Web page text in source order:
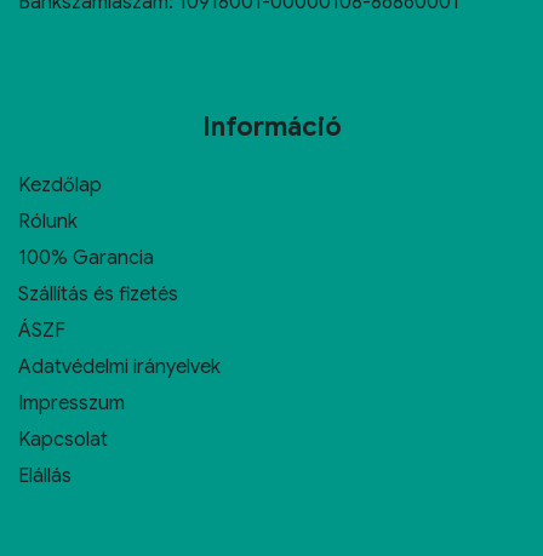
Információ
Kezdőlap
Rólunk
100% Garancia
Szállítás és fizetés
ÁSZF
Adatvédelmi irányelvek
Impresszum
Kapcsolat
Elállás